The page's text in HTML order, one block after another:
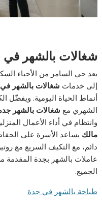
شغالات بالشهر في
يعد حي السامر من الأحياء
إلى خدمات شغالات بالشهر
أنماط الحياة اليومية. ويفضّل
الشهري مع شغالات بالشهر
وانتظام في أداء الأعمال
مالك يساعد الأسرة على
دائم، مع التكيف السريع مع
عاملات بالشهر بجدة المقدمة
الجميع.
طباخة بالشهر في جدة